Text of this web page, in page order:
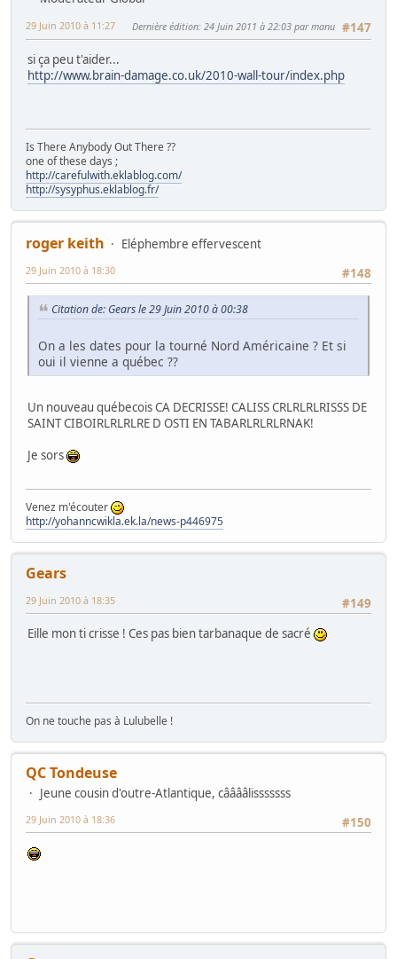
#147
29 Juin 2010 à 11:27 Dernière édition: 24 Juin 2011 à 22:03 par manu
si ça peu t'aider...
http://www.brain-damage.co.uk/2010-wall-tour/index.php
Is There Anybody Out There ??
one of these days ;
http://carefulwith.eklablog.com/
http://sysyphus.eklablog.fr/
roger keith
Eléphembre effervescent
#148
29 Juin 2010 à 18:30
Citation de: Gears le 29 Juin 2010 à 00:38
On a les dates pour la tourné Nord Américaine ? Et si
oui il vienne a québec ??
Un nouveau québecois CA DECRISSE! CALISS CRLRLRLRISSS DE
SAINT CIBOIRLRLRLRE D OSTI EN TABARLRLRLRNAK!
Je sors
Venez m'écouter
http://yohanncwikla.ek.la/news-p446975
Gears
#149
29 Juin 2010 à 18:35
Eille mon ti crisse ! Ces pas bien tarbanaque de sacré
On ne touche pas à Lulubelle !
QC Tondeuse
Jeune cousin d'outre-Atlantique, cââââlisssssss
#150
29 Juin 2010 à 18:36